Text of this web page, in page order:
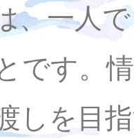
、一人
です。
しを目